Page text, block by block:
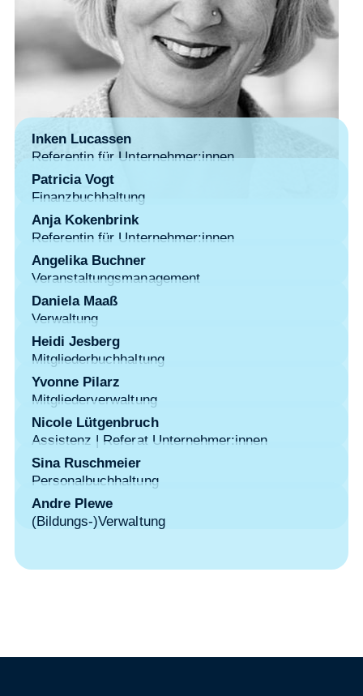
Inken Lucassen
Referentin für Unternehmer:innen
Patricia Vogt
Finanzbuchhaltung
Anja Kokenbrink
Referentin für Unternehmer:innen
Angelika Buchner
Veranstaltungsmanagement
Daniela Maaß
Verwaltung
Heidi Jesberg
Mitgliederbuchhaltung
Yvonne Pilarz
Mitgliederverwaltung
Nicole Lütgenbruch
Assistenz | Referat Unternehmer:innen
Sina Ruschmeier
Personalbuchhaltung
Andre Plewe
(Bildungs-)Verwaltung